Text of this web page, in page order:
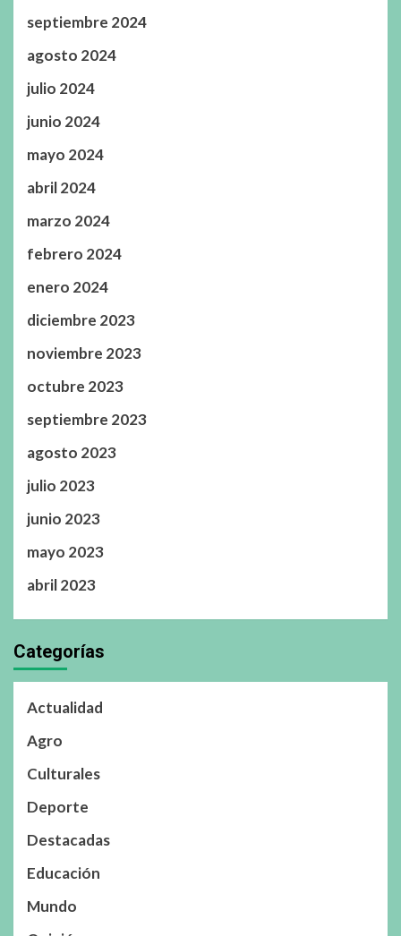
septiembre 2024
agosto 2024
julio 2024
junio 2024
mayo 2024
abril 2024
marzo 2024
febrero 2024
enero 2024
diciembre 2023
noviembre 2023
octubre 2023
septiembre 2023
agosto 2023
julio 2023
junio 2023
mayo 2023
abril 2023
Categorías
Actualidad
Agro
Culturales
Deporte
Destacadas
Educación
Mundo